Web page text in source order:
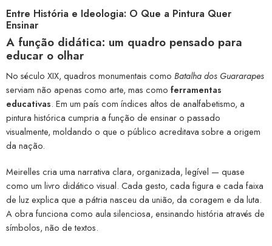
Entre História e Ideologia: O Que a Pintura Quer
Ensinar
A função didática: um quadro pensado para
educar o olhar
No século XIX, quadros monumentais como Batalha dos Guararapes
serviam não apenas como arte, mas como ferramentas
educativas. Em um país com índices altos de analfabetismo, a
pintura histórica cumpria a função de ensinar o passado
visualmente, moldando o que o público acreditava sobre a origem
da nação.
Meirelles cria uma narrativa clara, organizada, legível — quase
como um livro didático visual. Cada gesto, cada figura e cada faixa
de luz explica que a pátria nasceu da união, da coragem e da luta.
A obra funciona como aula silenciosa, ensinando história através de
símbolos, não de textos.